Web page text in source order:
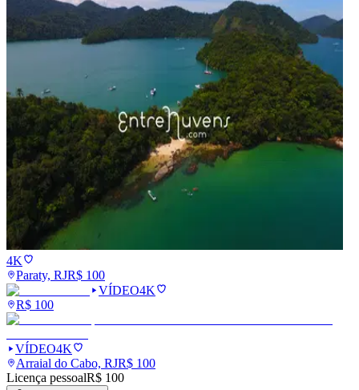
4K
Paraty, RJR$ 100
VÍDEO4K
R$ 100
VÍDEO4K
Arraial do Cabo, RJR$ 100
Licença pessoalR$ 100